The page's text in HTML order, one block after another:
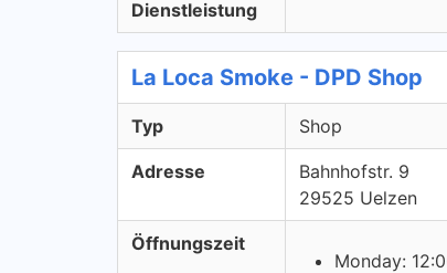
Dienstleistung
La Loca Smoke - DPD Shop
Typ Shop
Adresse
Bahnhofstr. 9
29525 Uelzen
Öffnungszeit
Monday: